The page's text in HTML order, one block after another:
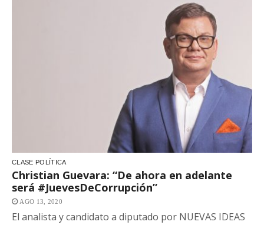
CLASE POLÍTICA
Christian Guevara: “De ahora en adelante
será #JuevesDeCorrupción”
AGO 13, 2020
El analista y candidato a diputado por NUEVAS IDEAS